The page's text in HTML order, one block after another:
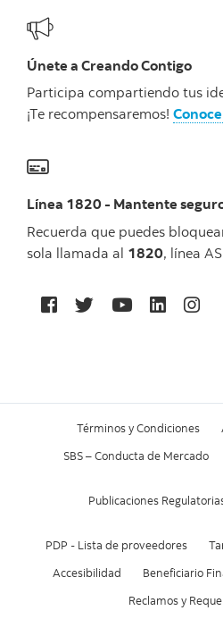
Únete a Creando Contigo
Participa compartiendo tus
¡Te recompensaremos!
Línea 1820 - Mantente
Recuerda que puedes
sola llamada al 1820, línea
Términos y Condiciones
SBS – Conducta de Mercado
Publicaciones
PDP - Lista de proveedores
Accesibilidad Beneficiario
Reclamos y